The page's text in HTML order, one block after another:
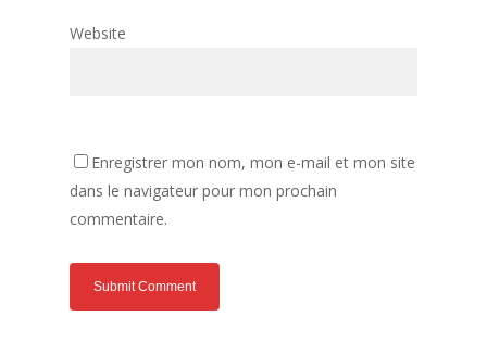
Website
Enregistrer mon nom, mon e-mail et mon site
dans le navigateur pour mon prochain
commentaire.